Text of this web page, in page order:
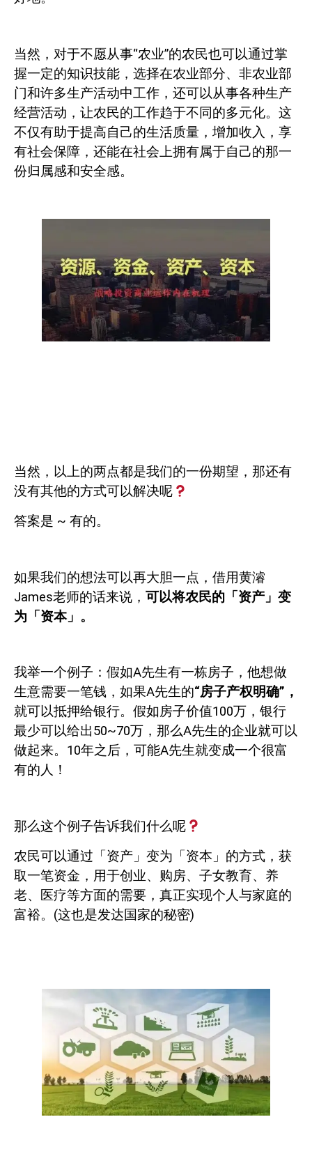
当然，对于不愿从事“农业”的农民也可以通过掌
握一定的知识技能，选择在农业部分、非农业部
门和许多生产活动中工作，还可以从事各种生产
经营活动，让农民的工作趋于不同的多元化。这
不仅有助于提高自己的生活质量，增加收入，享
有社会保障，还能在社会上拥有属于自己的那一
份归属感和安全感。
当然，以上的两点都是我们的一份期望，那还有
没有其他的方式可以解决呢
答案是 ~ 有的。
如果我们的想法可以再大胆一点，借用黄濬
James老师的话来说， 可以将农民的「资产」变
为「资本」。
我举一个例子：假如A先生有一栋房子，他想做
生意需要一笔钱，如果A先生的“房子产权明确”，
就可以抵押给银行。假如房子价值100万，银行
最少可以给出50~70万，那么A先生的企业就可以
做起来。 10年之后，可能A先生就变成一个很富
有的人！
那么这个例子告诉我们什么呢
农民可以通过「资产」变为「资本」的方式，获
取一笔资金，用于创业、购房、子女教育、养
老、医疗等方面的需要，真正实现个人与家庭的
富裕。 (这也是发达国家的秘密)